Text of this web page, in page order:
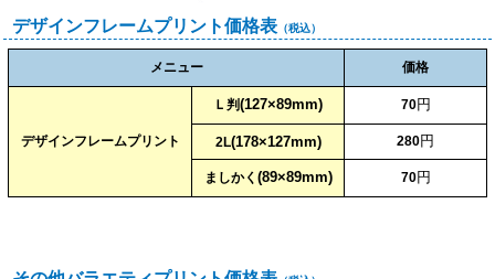
デザインフレームプリント価格表 （税込）
メニュー 価格
デザインフレームプリント
Ｌ判(127×89mm) 70円
2L(178×127mm) 280円
ましかく (89×89mm) 70円